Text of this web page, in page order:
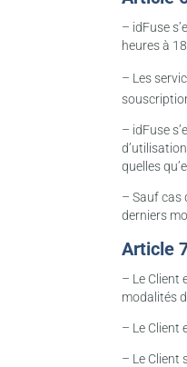
– idFuse
heures à
– Les
– idFuse
quelles
– Sauf cas
derniers
Article
– Le Client
modalités
– Le Client
– Le Client